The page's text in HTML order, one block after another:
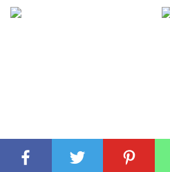
36 Faits Sur Chorizo